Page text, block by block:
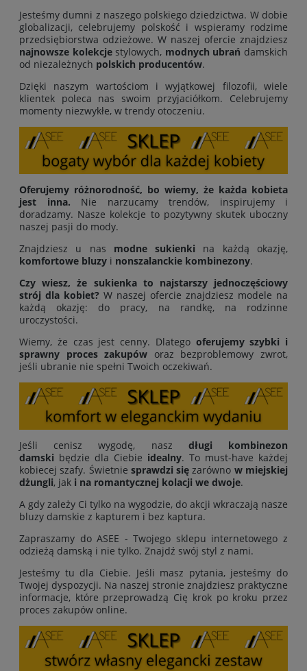
Jesteśmy dumni z naszego polskiego dziedzictwa. W dobie
globalizacji, celebrujemy polskość i wspieramy rodzime
przedsiębiorstwa odzieżowe. W naszej ofercie znajdziesz
najnowsze kolekcjestylowych, modnych ubrań damskich
od niezależnych polskich producentów.
Dzięki naszym wartościom i wyjątkowej filozofii, wiele
klientek poleca nas swoim przyjaciółkom. Celebrujemy
momenty niezwykłe, w trendy otoczeniu.
Oferujemy różnorodność, bo wiemy, że każda kobieta
jest inna. Nie narzucamy trendów, inspirujemy i
doradzamy. Nasze kolekcje to pozytywny skutek uboczny
naszej pasji do mody.
Znajdziesz u nas modne sukienki na każdą okazję,
komfortowe bluzy i nonszalanckie kombinezony.
Czy wiesz, że sukienka to najstarszy jednoczęściowy
strój dla kobiet? W naszej ofercie znajdziesz modele na
każdą okazję: do pracy, na randkę, na rodzinne
uroczystości.
Wiemy, że czas jest cenny. Dlatego oferujemy szybki i
sprawny proces zakupów oraz bezproblemowy zwrot,
jeśli ubranie nie spełni Twoich oczekiwań.
Jeśli cenisz wygodę, nasz długi kombinezon
damski będzie dla Ciebie idealny. To must-have każdej
kobiecej szafy. Świetnie sprawdzi się zarówno w miejskiej
dżungli, jak i na romantycznej kolacji we dwoje.
A gdy zależy Ci tylko na wygodzie, do akcji wkraczają nasze
bluzy damskie z kapturem i bez kaptura.
Zapraszamy do ASEE - Twojego sklepu internetowego z
odzieżą damską i nie tylko. Znajdź swój styl z nami.
Jesteśmy tu dla Ciebie. Jeśli masz pytania, jesteśmy do
Twojej dyspozycji. Na naszej stronie znajdziesz praktyczne
informacje, które przeprowadzą Cię krok po kroku przez
proces zakupów online.